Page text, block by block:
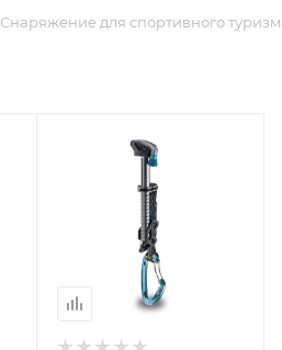
Снаряжение для спортивного
Процент Скидки